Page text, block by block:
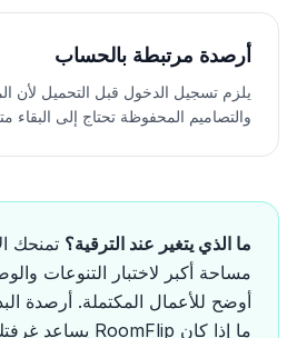
أرصدة مرتبطة بالحساب
يلزم تسجيل الدخول قبل التحميل لأن
والتصاميم المحفوظة تحتاج إلى البقاء
ما الذي يتغير عند الترقية؟ تمنحك
مساحة أكبر لاختبار التنوعات
أوضح للأعمال المكتملة. أرصدة
ما إذا كان RoomFlip يساعد غرفتك.